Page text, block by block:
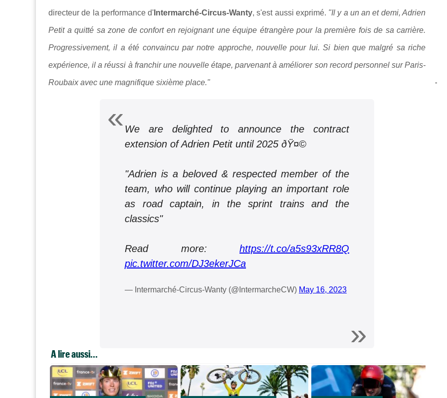
directeur de la performance d' Intermarché-Circus-Wanty, s'est aussi exprimé. "Il y a un an et demi, Adrien
Petit a quitté sa zone de confort en rejoignant une équipe étrangère pour la première fois de sa carrière.
Progressivement, il a été convaincu par notre approche, nouvelle pour lui. Si bien que malgré sa riche
expérience, il a réussi à franchir une nouvelle étape, parvenant à améliorer son record personnel sur Paris-
Roubaix avec une magnifique sixième place."
We are delighted to announce the contract
extension of Adrien Petit until 2025 ðŸ¤©
"Adrien is a beloved & respected member of the
team, who will continue playing an important role
as road captain, in the sprint trains and the
classics"
Read more: https://t.co/a5s93xRR8Q
pic.twitter.com/DJ3ekerJCa
— Intermarché-Circus-Wanty (@IntermarcheCW) May 16, 2023
A lire aussi...
-